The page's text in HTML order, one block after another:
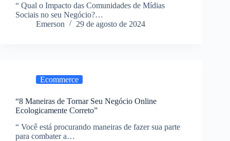
“ Qual o Impacto das Comunidades de Mídias
Sociais no seu Negócio?…
Emerson
29 de agosto de 2024
Ecommerce
“8 Maneiras de Tornar Seu Negócio Online
Ecologicamente Correto”
“ Você está procurando maneiras de fazer sua parte
para combater a…